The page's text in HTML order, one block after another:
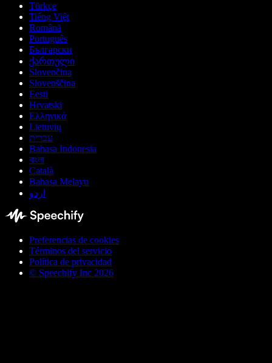
Türkçe
Tiếng Việt
Română
Português
Български
ქართული
Slovenčina
Slovenščina
Eesti
Hrvatski
Ελληνικά
Lietuvių
עברית
Bahasa Indonesia
বাংলা
Català
Bahasa Melayu
اردو
Preferencias de cookies
Términos del servicio
Política de privacidad
© Speechify Inc 2026